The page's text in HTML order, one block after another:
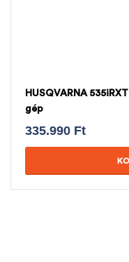
HUSQVARNA
gép
335.990 Ft